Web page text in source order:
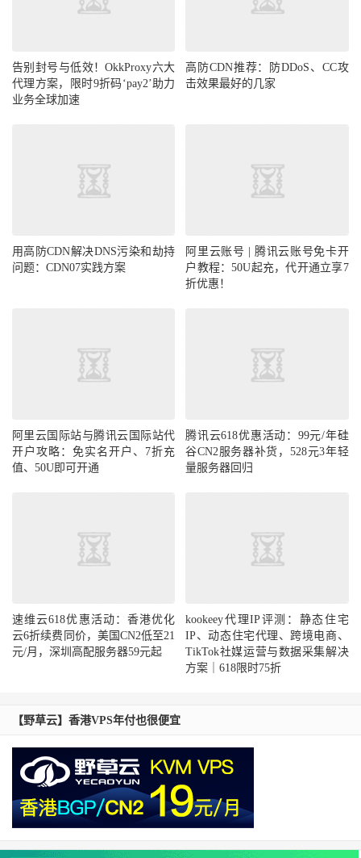
代理方案，限时9折码‘pay2’助力
业务全球加速
高防CDN推荐：防DDoS、CC攻
击效果最好的几家
问题：CDN07实践方案
户教程：50U起充，代开通立享7
折优惠！
开户攻略：免实名开户、7折充
值、50U即可开通
谷CN2服务器补货，528元3年轻
量服务器回归
云6折续费同价，美国CN2低至21
元/月，深圳高配服务器59元起
IP、动态住宅代理、跨境电商、
TikTok社媒运营与数据采集解决
方案｜618限时75折